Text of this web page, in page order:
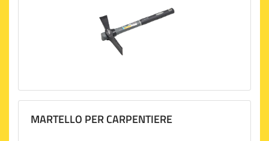
MARTELLO PER CARPENTIERE